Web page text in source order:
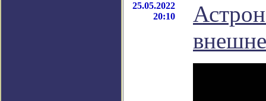
25.05.2022
20:10